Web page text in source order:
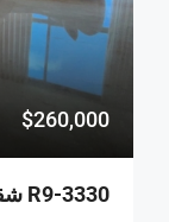
$260,000